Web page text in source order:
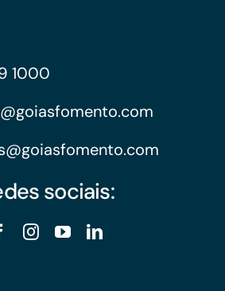
1000
sociais: